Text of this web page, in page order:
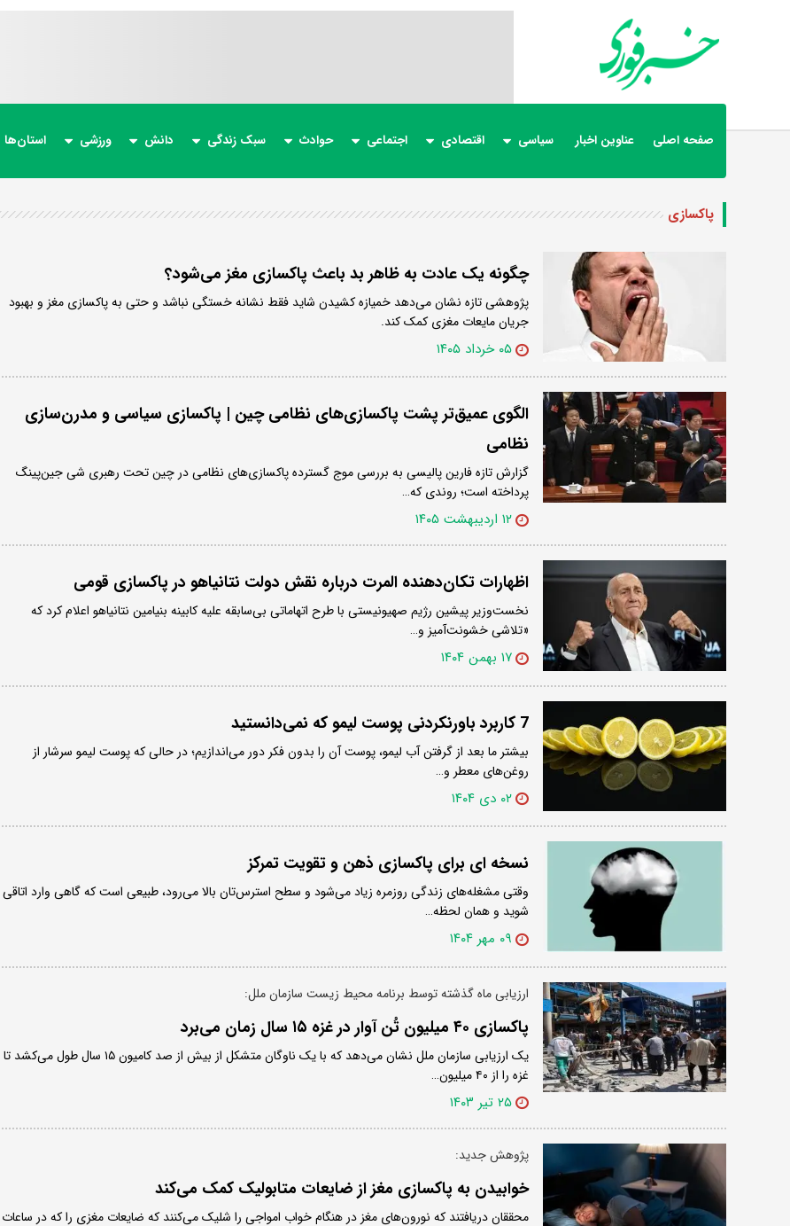
صفحه اصلی عناوین اخبار سیاسی اقتصادی اجتماعی حوادث سبک زندگی دانش ورزشی استان‌ها
پاکسازی
چگونه یک عادت به ظاهر بد باعث پاکسازی مغز می‌شود؟
پژوهشی تازه نشان می‌دهد خمیازه کشیدن شاید فقط نشانه خستگی نباشد و حتی به پاکسازی مغز و بهبود
جریان مایعات مغزی کمک کند.
۰۵ خرداد ۱۴۰۵
الگوی عمیق‌تر پشت پاکسازی‌های نظامی چین | پاکسازی سیاسی و مدرن‌سازی
نظامی
گزارش تازه فارین پالیسی به بررسی موج گسترده پاکسازی‌های نظامی در چین تحت رهبری شی جین‌پینگ
پرداخته است؛ روندی که…
۱۲ اردیبهشت ۱۴۰۵
اظهارات تکان‌دهنده المرت درباره نقش دولت نتانیاهو در پاکسازی قومی
نخست‌وزیر پیشین رژیم صهیونیستی با طرح اتهاماتی بی‌سابقه علیه کابینه بنیامین نتانیاهو اعلام کرد که
«تلاشی خشونت‌آمیز و…
۱۷ بهمن ۱۴۰۴
7 کاربرد باورنکردنی پوست لیمو که نمی‌دانستید
بیشتر ما بعد از گرفتن آب لیمو، پوست آن را بدون فکر دور می‌اندازیم؛ در حالی‌ که پوست لیمو سرشار از
روغن‌های معطر و…
۰۲ دی ۱۴۰۴
نسخه ای برای پاکسازی ذهن و تقویت تمرکز
وقتی مشغله‌های زندگی روزمره زیاد می‌شود و سطح استرس‌تان بالا می‌رود، طبیعی است که گاهی وارد اتاقی
شوید و همان لحظه…
۰۹ مهر ۱۴۰۴
ارزیابی ماه گذشته توسط برنامه محیط زیست سازمان ملل:
پاکسازی ۴۰ میلیون تُن آوار در غزه ۱۵ سال زمان می‌برد
یک ارزیابی سازمان ملل نشان می‌دهد که با یک ناوگان متشکل از بیش از صد کامیون ۱۵ سال طول می‌کشد تا
غزه را از ۴۰ میلیون…
۲۵ تیر ۱۴۰۳
پژوهش جدید:
خوابیدن به پاکسازی مغز از ضایعات متابولیک کمک می‌کند
محققان دریافتند که نورون‌های مغز در هنگام خواب امواجی را شلیک می‌کنند که ضایعات مغزی را که در ساعات